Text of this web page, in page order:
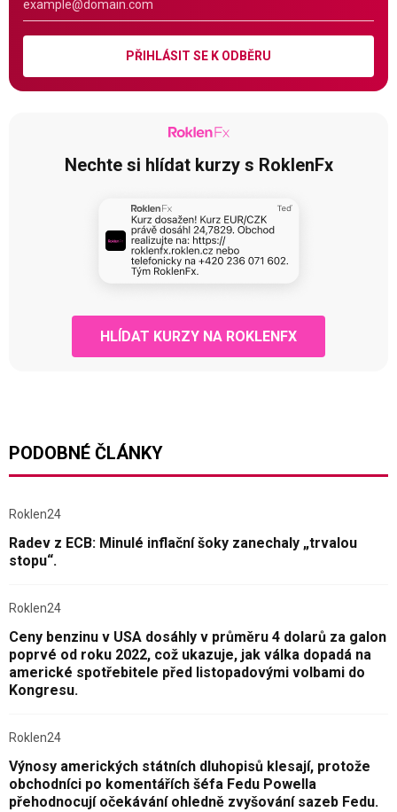
PŘIHLÁSIT SE K ODBĚRU
Nechte si hlídat kurzy s RoklenFx
HLÍDAT KURZY NA ROKLENFX
PODOBNÉ ČLÁNKY
Roklen24
Radev z ECB: Minulé inflační šoky zanechaly „trvalou
stopu“.
Roklen24
Ceny benzinu v USA dosáhly v průměru 4 dolarů za galon
poprvé od roku 2022, což ukazuje, jak válka dopadá na
americké spotřebitele před listopadovými volbami do
Kongresu.
Roklen24
Výnosy amerických státních dluhopisů klesají, protože
obchodníci po komentářích šéfa Fedu Powella
přehodnocují očekávání ohledně zvyšování sazeb Fedu.